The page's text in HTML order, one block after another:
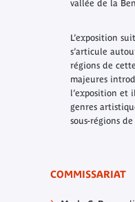
vallée de la
L’exposition
s’articule
régions de
majeures
l’exposition et
genres
sous-régions
COMMISSARIAT